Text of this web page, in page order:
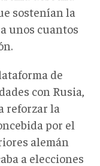
sostenían la
unos cuantos
de
con Rusia,
reforzar la
por el
alemán
a elecciones